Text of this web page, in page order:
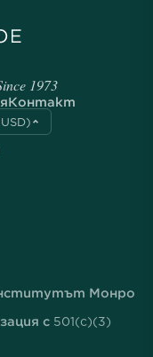
1973
Контакт
Монро
с 501(c)(3)